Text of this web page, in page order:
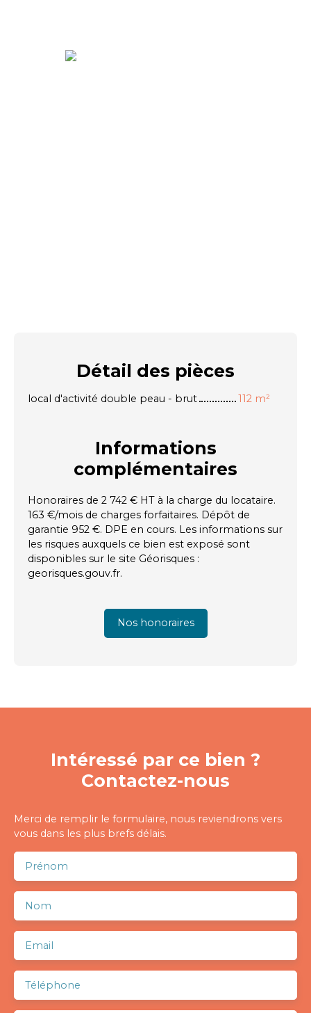
Détail des pièces
local d'activité double peau - brut 112 m²
Informations
complémentaires
Honoraires de 2 742 € HT à la charge du locataire.
163 €/mois de charges forfaitaires. Dépôt de
garantie 952 €. DPE en cours. Les informations sur
les risques auxquels ce bien est exposé sont
disponibles sur le site Géorisques :
georisques.gouv.fr.
Nos honoraires
Intéressé par ce bien ?
Contactez-nous
Merci de remplir le formulaire, nous reviendrons vers
vous dans les plus brefs délais.
Prénom
Nom
Email
Téléphone